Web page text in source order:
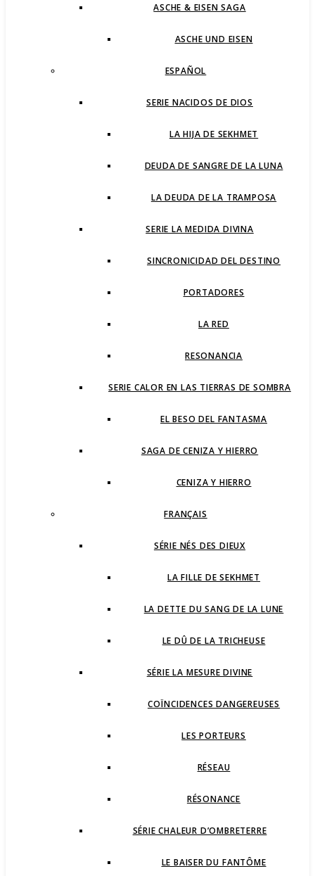
ASCHE & EISEN SAGA
ASCHE UND EISEN
ESPAÑOL
SERIE NACIDOS DE DIOS
LA HIJA DE SEKHMET
DEUDA DE SANGRE DE LA LUNA
LA DEUDA DE LA TRAMPOSA
SERIE LA MEDIDA DIVINA
SINCRONICIDAD DEL DESTINO
PORTADORES
LA RED
RESONANCIA
SERIE CALOR EN LAS TIERRAS DE SOMBRA
EL BESO DEL FANTASMA
SAGA DE CENIZA Y HIERRO
CENIZA Y HIERRO
FRANÇAIS
SÉRIE NÉS DES DIEUX
LA FILLE DE SEKHMET
LA DETTE DU SANG DE LA LUNE
LE DÛ DE LA TRICHEUSE
SÉRIE LA MESURE DIVINE
COÏNCIDENCES DANGEREUSES
LES PORTEURS
RÉSEAU
RÉSONANCE
SÉRIE CHALEUR D’OMBRETERRE
LE BAISER DU FANTÔME